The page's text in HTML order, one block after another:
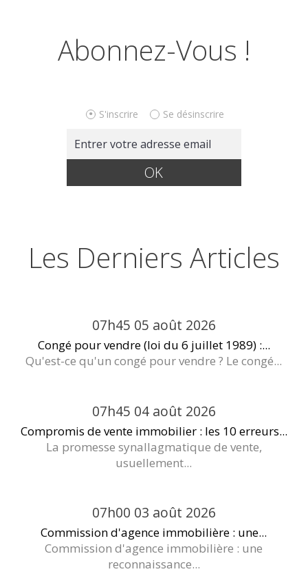
Abonnez-Vous !
S'inscrire Se désinscrire
Les Derniers Articles
07h45 05 août 2026
Congé pour vendre (loi du 6 juillet 1989) :...
Qu'est-ce qu'un congé pour vendre ? Le congé...
07h45 04 août 2026
Compromis de vente immobilier : les 10 erreurs...
La promesse synallagmatique de vente,
usuellement...
07h00 03 août 2026
Commission d'agence immobilière : une...
Commission d'agence immobilière : une
reconnaissance...